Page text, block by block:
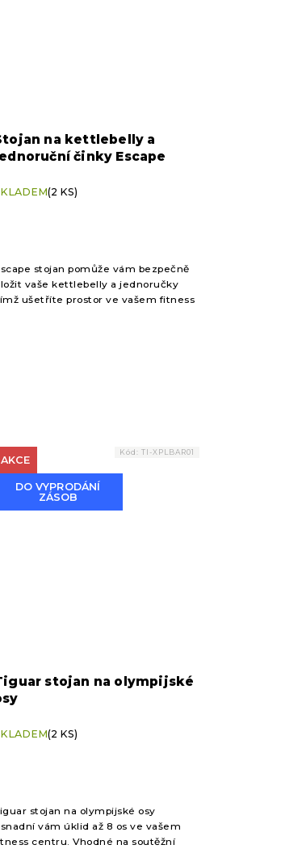
na kettlebelly a
činky Escape
(2 KS)
stojan pomůže vám bezpečně
vaše kettlebelly a jednoručky
ušetříte prostor ve vašem fitness
AKCE
DO VYPRODÁNÍ
ZÁSOB
stojan na olympijské
(2 KS)
stojan na olympijské osy
vám úklid až 8 os ve vašem
centru. Vhodné na soutěžní
Kód: TI-XPLBAR01